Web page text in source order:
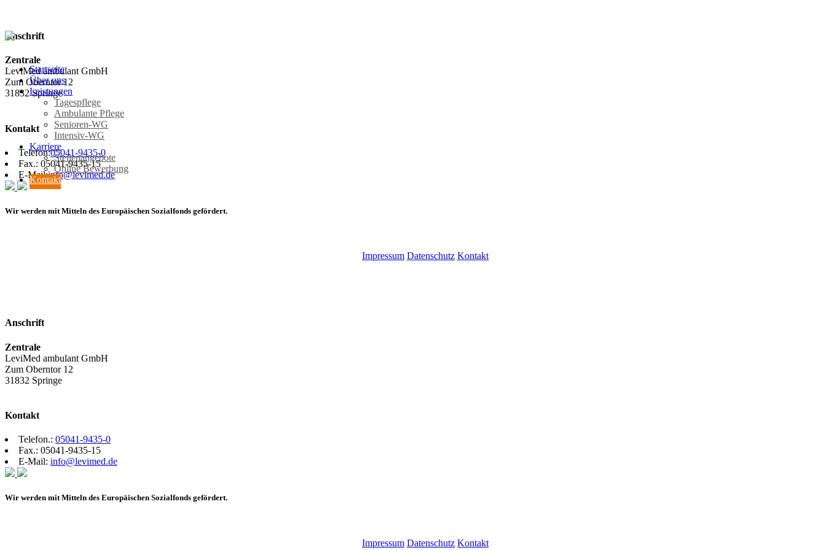
Startseite
Über uns
Leistungen
Tagespflege
Ambulante Pflege
Senioren-WG
Intensiv-WG
Karriere
Stellenangebote
Online Bewerbung
Kontakt
Anschrift
Zentrale
LeviMed ambulant GmbH
Zum Oberntor 12
31832 Springe
Kontakt
Telefon:05041-9435-0
Fax.: 05041-9435-15
E-Mail:info@levimed.de
Wir werden mit Mitteln des Europäischen Sozialfonds gefördert.
Impressum Datenschutz Kontakt
Anschrift
Zentrale
LeviMed ambulant GmbH
Zum Oberntor 12
31832 Springe
Kontakt
Telefon.: 05041-9435-0
Fax.: 05041-9435-15
E-Mail: info@levimed.de
Wir werden mit Mitteln des Europäischen Sozialfonds gefördert.
Impressum Datenschutz Kontakt